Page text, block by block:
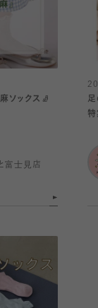
ソックス🧦
富士見店
足
特